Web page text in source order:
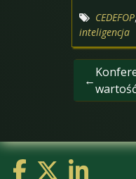
CEDEFOP,
inteligencja
wpisu